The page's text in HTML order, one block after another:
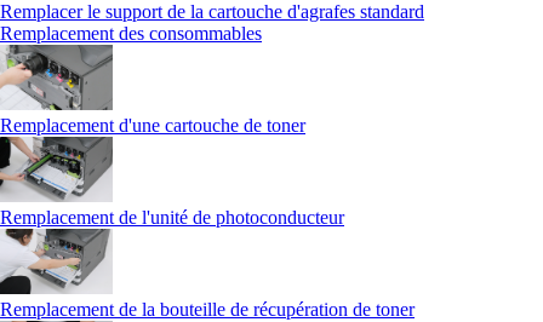
Remplacer le support de la cartouche d'agrafes standard
Remplacement des consommables
Remplacement d'une cartouche de toner
Remplacement de l'unité de photoconducteur
Remplacement de la bouteille de récupération de toner